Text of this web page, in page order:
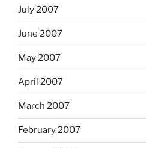
July 2007
June 2007
May 2007
April 2007
March 2007
February 2007